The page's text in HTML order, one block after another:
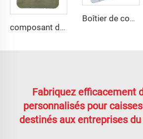
composant de protection PE de l'armure composite couvercle smc moule à plaque plastique moule de compression ville des moules Taizhou
Boîtier de compteur extérieur boîte de distribution en plastique moule coque en plastique composite compression moule taizhou
Fabriquez efficacement
personnalisés pour
destinés aux entreprises